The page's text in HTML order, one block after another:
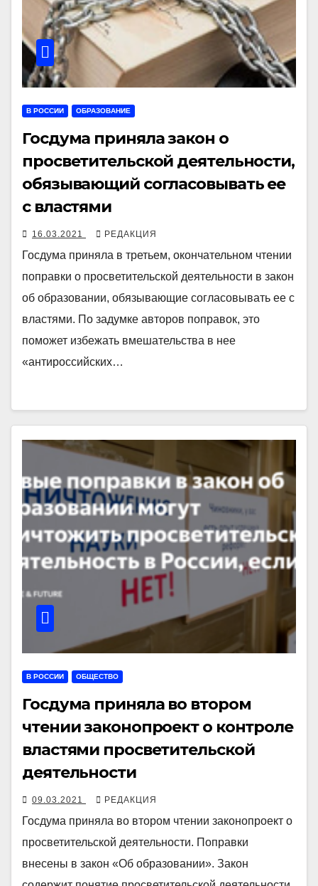
В РОССИИ ОБРАЗОВАНИЕ
Госдума приняла закон о
просветительской деятельности,
обязывающий согласовывать ее
с властями
16.03.2021 РЕДАКЦИЯ
Госдума приняла в третьем, окончательном чтении
поправки о просветительской деятельности в закон
об образовании, обязывающие согласовывать ее с
властями. По задумке авторов поправок, это
поможет избежать вмешательства в нее
«антироссийских…
В РОССИИ ОБЩЕСТВО
Госдума приняла во втором
чтении законопроект о контроле
властями просветительской
деятельности
09.03.2021 РЕДАКЦИЯ
Госдума приняла во втором чтении законопроект о
просветительской деятельности. Поправки
внесены в закон «Об образовании». Закон